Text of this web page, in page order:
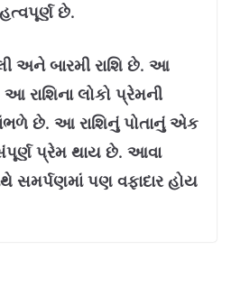
છે.
અને બારમી રાશિ છે. આ
રાશિના લોકો પ્રેમની
છે. આ રાશિનું પોતાનું એક
પ્રેમ થાય છે. આવા
સમર્પણમાં પણ વફાદાર હોય